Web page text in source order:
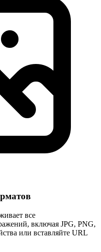
все
включая JPG, PNG,
или вставляйте URL